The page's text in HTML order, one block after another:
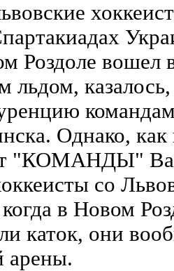
Роздоле вошел
льдом,
Однако,
"КОМАНДЫ"
со
в Новом
каток, они
арены.